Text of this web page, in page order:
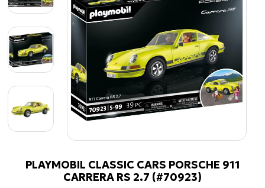
PLAYMOBIL CLASSIC CARS PORSCHE 911
CARRERA RS 2.7 (#70923)